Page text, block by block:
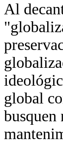
Al
global
busquen